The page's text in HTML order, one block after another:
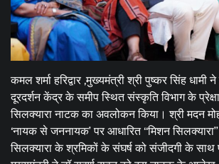
कमल शर्मा हरिद्वार ,मुख्यमंत्री श्री पुष्कर सिंह धामी
दूरदर्शन केंद्र के समीप स्थित संस्कृति विभाग के
सिलक्यारा नाटक का अवलोकन किया। श्री मदन
‘नायक से जननायक’ पर आधारित ‘‘मिशन
सिलक्यारा के श्रमिकों के संघर्ष को संजीदगी के साथ